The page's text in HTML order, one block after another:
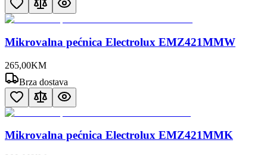
Mikrovalna pećnica Electrolux EMZ421MMW
265,00KM
Brza dostava
Mikrovalna pećnica Electrolux EMZ421MMK